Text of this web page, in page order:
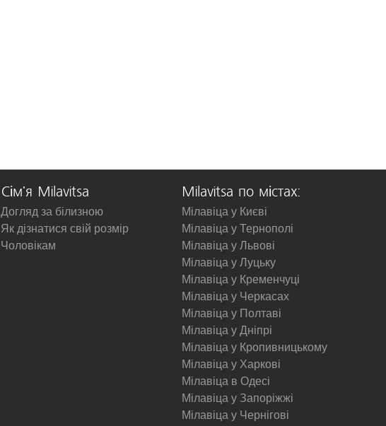
Сім'я Milavitsa
Догляд за білизною
Як дізнатися свій розмір
Чоловікам
Milavitsa по містах:
Мілавіца у Києві
Мілавіца у Тернополі
Мілавіца у Львові
Мілавіца у Луцьку
Мілавіца у Кременчуці
Мілавіца у Черкасах
Мілавіца у Полтаві
Мілавіца у Дніпрі
Мілавіца у Кропивницькому
Мілавіца у Харкові
Мілавіца в Одесі
Мілавіца у Запоріжжі
Мілавіца у Чернігові